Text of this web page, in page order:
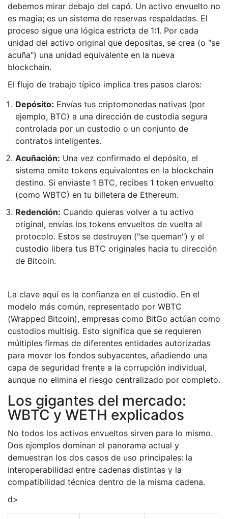
debemos mirar debajo del capó. Un activo envuelto no
es magia; es un sistema de reservas respaldadas. El
proceso sigue una lógica estricta de 1:1. Por cada
unidad del activo original que depositas, se crea (o "se
acuña") una unidad equivalente en la nueva
blockchain.
El flujo de trabajo típico implica tres pasos claros:
Depósito: Envías tus criptomonedas nativas (por
ejemplo, BTC) a una dirección de custodia segura
controlada por un custodio o un conjunto de
contratos inteligentes.
Acuñación: Una vez confirmado el depósito, el
sistema emite tokens equivalentes en la blockchain
destino. Si enviaste 1 BTC, recibes 1 token envuelto
(como WBTC) en tu billetera de Ethereum.
Redención: Cuando quieras volver a tu activo
original, envías los tokens envueltos de vuelta al
protocolo. Estos se destruyen ("se queman") y el
custodio libera tus BTC originales hacia tu dirección
de Bitcoin.
La clave aquí es la confianza en el custodio. En el
modelo más común, representado por WBTC
(Wrapped Bitcoin), empresas como BitGo actúan como
custodios multisig. Esto significa que se requieren
múltiples firmas de diferentes entidades autorizadas
para mover los fondos subyacentes, añadiendo una
capa de seguridad frente a la corrupción individual,
aunque no elimina el riesgo centralizado por completo.
Los gigantes del mercado:
WBTC y WETH explicados
No todos los activos envueltos sirven para lo mismo.
Dos ejemplos dominan el panorama actual y
demuestran los dos casos de uso principales: la
interoperabilidad entre cadenas distintas y la
compatibilidad técnica dentro de la misma cadena.
d>